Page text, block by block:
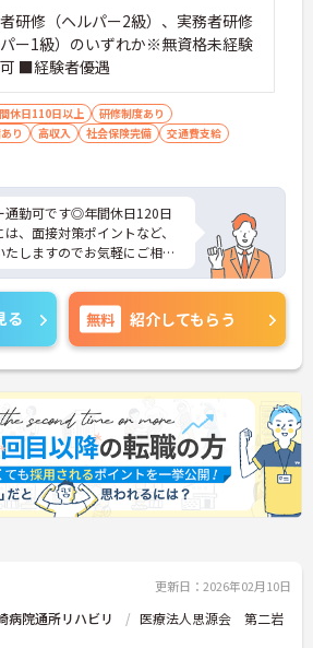
研修（ヘルパー2級）、実務者研修
パー1級）のいずれか※無資格未経験
■経験者優遇
休日110日以上
研修制度あり
り
高収入 社会保険完備
交通費支給
通勤可です◎年間休日120日
、面接対策ポイントなど、
しますのでお気軽にご相談
る 無料 紹介してもらう
更新日：2026年02月10日
院通所リハビリ
医療法人思源会 第二岩